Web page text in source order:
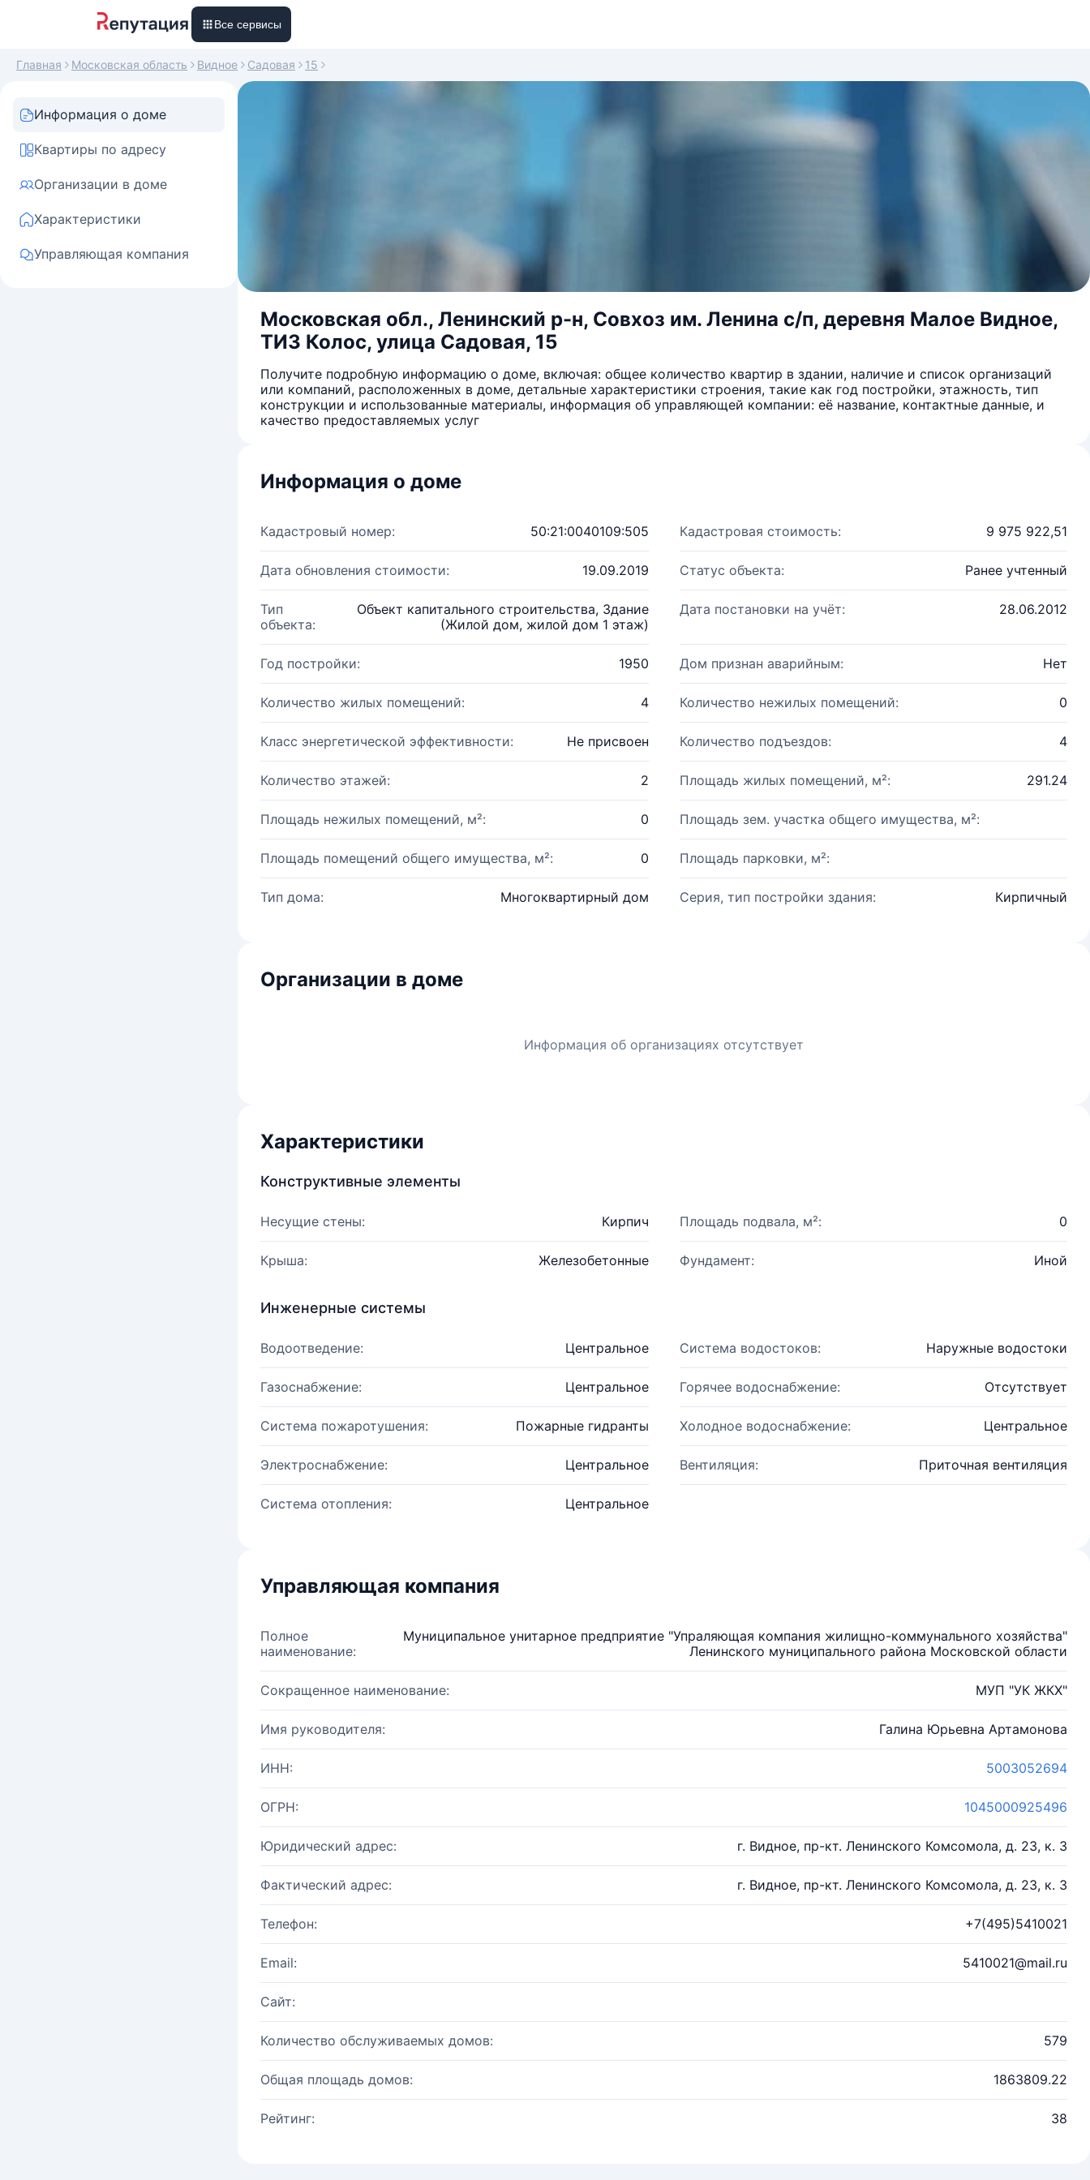
Все сервисы
Главная Московская область Видное Садовая 15
Информация о доме
Квартиры по адресу
Организации в доме
Характеристики
Управляющая компания
Московская обл., Ленинский р-н, Совхоз им. Ленина с/п, деревня Малое Видное,
ТИЗ Колос, улица Садовая, 15
Получите подробную информацию о доме, включая: общее количество квартир в здании, наличие и список организаций
или компаний, расположенных в доме, детальные характеристики строения, такие как год постройки, этажность, тип
конструкции и использованные материалы, информация об управляющей компании: её название, контактные данные, и
качество предоставляемых услуг
Информация о доме
Кадастровый номер: 50:21:0040109:505 Кадастровая стоимость: 9 975 922,51
Дата обновления стоимости: 19.09.2019 Статус объекта: Ранее учтенный
Тип
объекта:
Объект капитального строительства, Здание
(Жилой дом, жилой дом 1 этаж)
Дата постановки на учёт: 28.06.2012
Год постройки: 1950 Дом признан аварийным: Нет
Количество жилых помещений: 4 Количество нежилых помещений: 0
Класс энергетической эффективности: Не присвоен Количество подъездов: 4
Количество этажей: 2 Площадь жилых помещений, м²: 291.24
Площадь нежилых помещений, м²: 0 Площадь зем. участка общего имущества, м²:
Площадь помещений общего имущества, м²: 0 Площадь парковки, м²:
Тип дома: Многоквартирный дом Серия, тип постройки здания: Кирпичный
Организации в доме
Информация об организациях отсутствует
Характеристики
Конструктивные элементы
Несущие стены: Кирпич Площадь подвала, м²: 0
Крыша: Железобетонные Фундамент: Иной
Инженерные системы
Водоотведение: Центральное Система водостоков: Наружные водостоки
Газоснабжение: Центральное Горячее водоснабжение: Отсутствует
Система пожаротушения: Пожарные гидранты Холодное водоснабжение: Центральное
Электроснабжение: Центральное Вентиляция: Приточная вентиляция
Система отопления: Центральное
Управляющая компания
Полное
наименование:
Муниципальное унитарное предприятие "Упраляющая компания жилищно-коммунального хозяйства"
Ленинского муниципального района Московской области
Сокращенное наименование: МУП "УК ЖКХ"
Имя руководителя: Галина Юрьевна Артамонова
ИНН: 5003052694
ОГРН: 1045000925496
Юридический адрес: г. Видное, пр-кт. Ленинского Комсомола, д. 23, к. 3
Фактический адрес: г. Видное, пр-кт. Ленинского Комсомола, д. 23, к. 3
Телефон: +7(495)5410021
Email: 5410021@mail.ru
Сайт:
Количество обслуживаемых домов: 579
Общая площадь домов: 1863809.22
Рейтинг: 38